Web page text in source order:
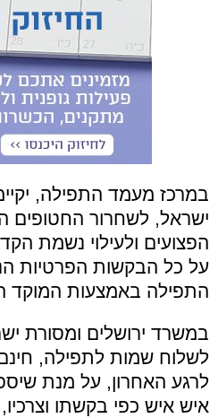
במרכז מעמד התפילה,
ישראל, לשחרור החטופים
הפצועים ולעילוי נשמת
על כל הבקשות הפרטיות
התפילה באמצעות המוקד
במשרד ירושלים ומסורת
לשלוח שמות לתפילה,
לרגע האחרון, על מנת
איש איש כפי בקשתו